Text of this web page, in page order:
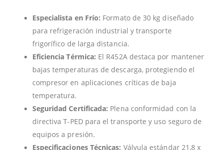
Especialista en Frío: Formato de 30 kg diseñado
para refrigeración industrial y transporte
frigorífico de larga distancia.
Eficiencia Térmica: El R452A destaca por mantener
bajas temperaturas de descarga, protegiendo el
compresor en aplicaciones críticas de baja
temperatura.
Seguridad Certificada: Plena conformidad con la
directiva T-PED para el transporte y uso seguro de
equipos a presión.
Especificaciones Técnicas: Válvula estándar 21,8 x